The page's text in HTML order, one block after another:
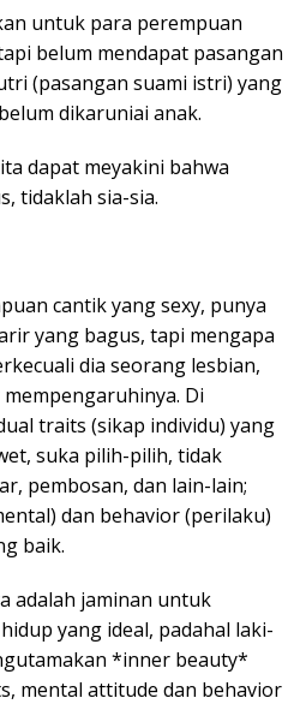
untuk para perempuan
belum mendapat pasangan
(pasangan suami istri) yang
dikaruniai anak.
dapat meyakini bahwa
tidaklah sia-sia.
cantik yang sexy, punya
yang bagus, tapi mengapa
dia seorang lesbian,
Di
traits (sikap individu) yang
suka pilih-pilih, tidak
pembosan, dan lain-lain;
dan behavior (perilaku)
baik.
adalah jaminan untuk
yang ideal, padahal laki-
*inner beauty*
mental attitude dan behavior